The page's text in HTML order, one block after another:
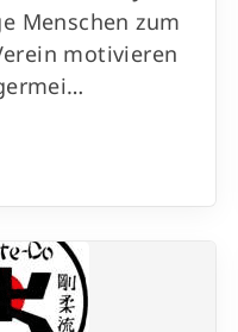
Menschen zum
motivieren